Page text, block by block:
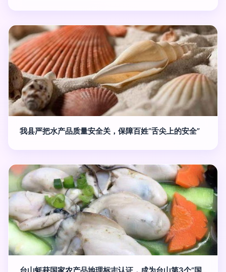
我县严把水产品质量安全关，保障百姓“舌尖上的安全”